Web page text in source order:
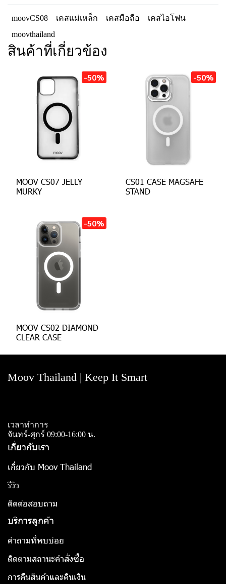
moovCS08 เคสแม่เหล็ก เคสมือถือ
เคสไอโฟน
moovthailand
สินค้าที่เกี่ยวข้อง
-50%
MOOV CS07 JELLY
MURKY
-50%
CS01 CASE MAGSAFE
STAND
-50%
MOOV CS02 DIAMOND
CLEAR CASE
Moov Thailand | Keep It Smart
เวลาทำการ
จันทร์-ศุกร์ 09:00-16:00 น.
เกี่ยวกับเรา
เกี่ยวกับ Moov Thailand
รีวิว
ติดต่อสอบถาม
บริการลูกค้า
คำถามที่พบบ่อย
ติดตามสถานะคำสั่งซื้อ
การคืนสินค้าและคืนเงิน